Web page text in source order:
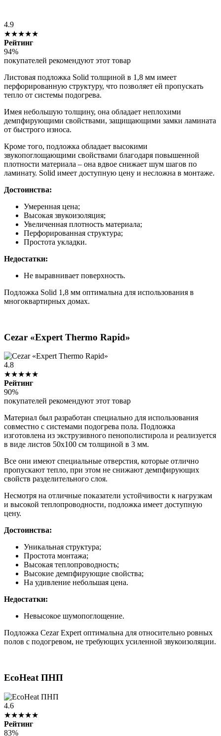
4.9
★★★★★
Рейтинг
94%
покупателей рекомендуют этот товар
Листовая подложка Solid толщиной в 1,8 мм имеет
перфорированную структуру, что позволяет ей пропускать
тепло от системы подогрева.
Имея небольшую толщину, она обладает неплохими
демпфирующими свойствами, защищающими замки ламината
от быстрого износа.
Кроме того, подложка обладает высокими
звукопоглощающими свойствами благодаря повышенной
плотности материала – она вдвое снижает шум шагов по
ламинату. Solid имеет доступную цену и несложна в монтаже.
Достоинства:
Умеренная цена;
Высокая звукоизоляция;
Увеличенная плотность материала;
Перфорированная структура;
Простота укладки.
Недостатки:
Не выравнивает поверхность.
Подложка Solid 1,8 мм оптимальна для использования в
многоквартирных домах.
Cezar «Expert Thermo Rapid»
4.8
★★★★★
Рейтинг
90%
покупателей рекомендуют этот товар
Материал был разработан специально для использования
совместно с системами подогрева пола. Подложка
изготовлена из экструзивного пенополистирола и реализуется
в виде листов 50х100 см толщиной в 3 мм.
Все они имеют специальные отверстия, которые отлично
пропускают тепло, при этом не снижают демпфирующих
свойств разделительного слоя.
Несмотря на отличные показатели устойчивости к нагрузкам
и высокой теплопроводности, подложка имеет доступную
цену.
Достоинства:
Уникальная структура;
Простота монтажа;
Высокая теплопроводность;
Высокие демпфирующие свойства;
На удивление небольшая цена.
Недостатки:
Невысокое шумопоглощение.
Подложка Cezar Expert оптимальна для относительно ровных
полов с подогревом, не требующих усиленной звукоизоляции.
EcoHeat ПНП
4.6
★★★★★
Рейтинг
83%